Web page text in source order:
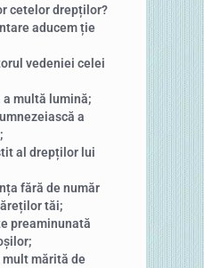
cetelor drepților?
aducem ție
vedeniei celei
multă lumină;
a
al drepților lui
fără de număr
tăi;
preaminunată
mult mărită de